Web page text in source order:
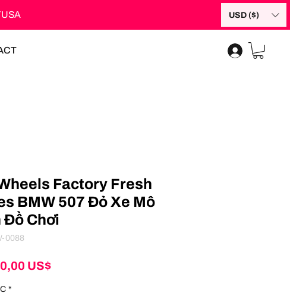
USA USD ($)
Factory Fresh
BMW 507 Đỏ Xe Mô
Đồ Chơi
0088
US$Giá
*